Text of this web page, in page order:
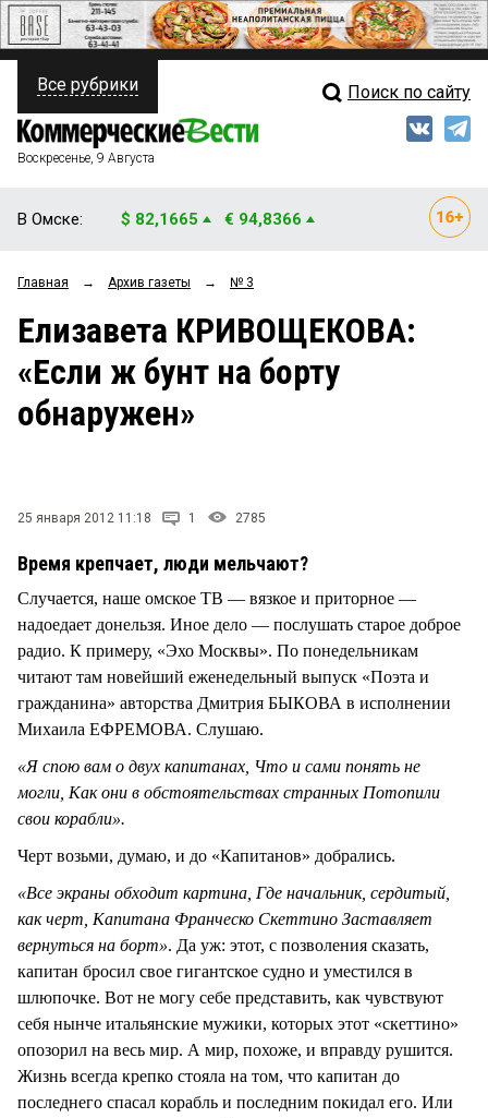
ПОЛИТИКА
ФИНАНСЫ
ОБЩЕСТВО
ЗАКОН
НОВОСТИ КОМПАНИЙ
Свежий выпуск
Рейтинги
Блоги
Все рубрики Поиск по сайту
Воскресенье, 9 Августа
В Омске: $ 82,1665 € 94,8366
Главная → Архив газеты → № 3
Елизавета КРИВОЩЕКОВА:
«Если ж бунт на борту
обнаружен»
25 января 2012 11:18 1 2785
Время крепчает, люди мельчают?
Случается, наше омское ТВ — вязкое и приторное —
надоедает донельзя. Иное дело — послушать старое доброе
радио. К примеру, «Эхо Москвы». По понедельникам
читают там новейший еженедельный выпуск «Поэта и
гражданина» авторства Дмитрия БЫКОВА в исполнении
Михаила ЕФРЕМОВА. Слушаю.
«Я спою вам о двух капитанах, Что и сами понять не
могли, Как они в обстоятельствах странных Потопили
свои корабли».
Черт возьми, думаю, и до «Капитанов» добрались.
«Все экраны обходит картина, Где начальник, сердитый,
как черт, Капитана Франческо Скеттино Заставляет
вернуться на борт». Да уж: этот, с позволения сказать,
капитан бросил свое гигантское судно и уместился в
шлюпочке. Вот не могу себе представить, как чувствуют
себя нынче итальянские мужики, которых этот «скеттино»
опозорил на весь мир. А мир, похоже, и вправду рушится.
Жизнь всегда крепко стояла на том, что капитан до
последнего спасал корабль и последним покидал его. Или